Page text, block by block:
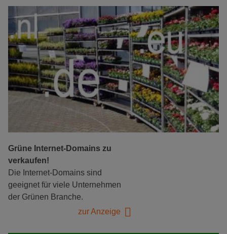
Grüne Internet-Domains zu
verkaufen!
Die Internet-Domains sind
geeignet für viele Unternehmen
der Grünen Branche.
zur Anzeige